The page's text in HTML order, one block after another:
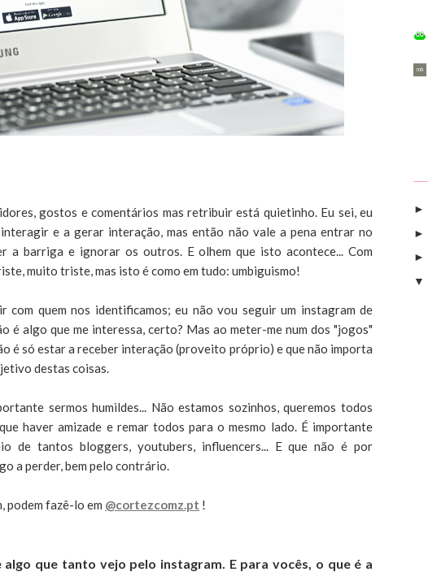
gostos e comentários mas retribuir está quietinho. Eu sei, eu
e a gerar interação, mas então não vale a pena entrar no
a barriga e ignorar os outros. E olhem que isto acontece... Com
muito triste, mas isto é como em tudo: umbiguismo!
com quem nos identificamos; eu não vou seguir um instagram de
é algo que me interessa, certo? Mas ao meter-me num dos "jogos"
é só estar a receber interação (proveito próprio) e que não importa
destas coisas.
sermos humildes... Não estamos sozinhos, queremos todos
haver amizade e remar todos para o mesmo lado. É importante
de tantos bloggers, youtubers, influencers... E que não é por
a perder, bem pelo contrário.
podem fazê-lo em @cortezcomz.pt !
que tanto vejo pelo instagram. E para vocês, o que é a
►
►
►
▼